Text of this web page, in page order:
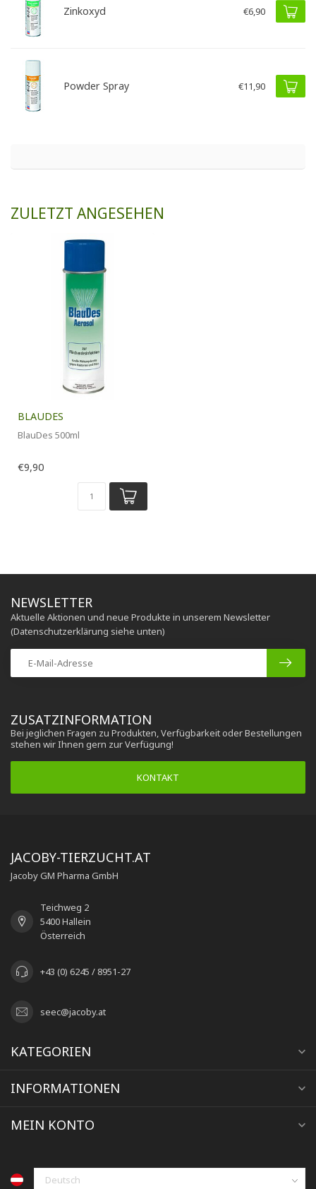
Zinkoxyd €6,90
Powder Spray €11,90
ZULETZT ANGESEHEN
BLAUDES
BlauDes 500ml
€9,90
ZUSATZINFORMATION
Bei jeglichen Fragen zu Produkten, Verfügbarkeit oder Bestellungen
stehen wir Ihnen gern zur Verfügung!
KONTAKT
NEWSLETTER
Aktuelle Aktionen und neue Produkte in unserem Newsletter
(Datenschutzerklärung siehe unten)
JACOBY-TIERZUCHT.AT
Jacoby GM Pharma GmbH
Teichweg 2
5400 Hallein
Österreich
+43 (0) 6245 / 8951-27
seec@jacoby.at
KATEGORIEN
INFORMATIONEN
MEIN KONTO